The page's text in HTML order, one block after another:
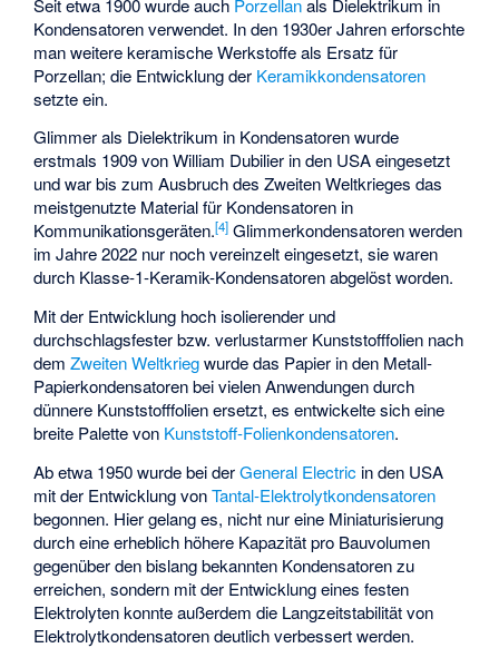
Seit etwa 1900 wurde auch Porzellanals Dielektrikum in
Kondensatoren verwendet. In den 1930er Jahren erforschte
man weitere keramische Werkstoffe als Ersatz für
Porzellan; die Entwicklung der Keramikkondensatoren
setzte ein.
Glimmer als Dielektrikum in Kondensatoren wurde
erstmals 1909 von William Dubilier in den USA eingesetzt
und war bis zum Ausbruch des Zweiten Weltkrieges das
meistgenutzte Material für Kondensatoren in
Kommunikationsgeräten.[4] Glimmerkondensatoren werden
im Jahre 2022 nur noch vereinzelt eingesetzt, sie waren
durch Klasse-1-Keramik-Kondensatoren abgelöst worden.
Mit der Entwicklung hoch isolierender und
durchschlagsfester bzw. verlustarmer Kunststofffolien nach
demZweiten Weltkriegwurde das Papier in den Metall-
Papierkondensatoren bei vielen Anwendungen durch
dünnere Kunststofffolien ersetzt, es entwickelte sich eine
breite Palette von Kunststoff-Folienkondensatoren.
Ab etwa 1950 wurde bei derGeneral Electric in den USA
mit der Entwicklung vonTantal-Elektrolytkondensatoren
begonnen. Hier gelang es, nicht nur eine Miniaturisierung
durch eine erheblich höhere Kapazität pro Bauvolumen
gegenüber den bislang bekannten Kondensatoren zu
erreichen, sondern mit der Entwicklung eines festen
Elektrolyten konnte außerdem die Langzeitstabilität von
Elektrolytkondensatoren deutlich verbessert werden.